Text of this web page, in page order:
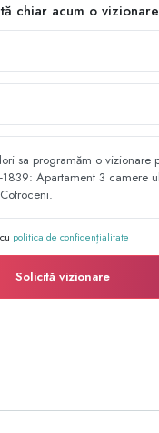
chiar acum o vizionare
politica de confidențialitate
Solicită vizionare